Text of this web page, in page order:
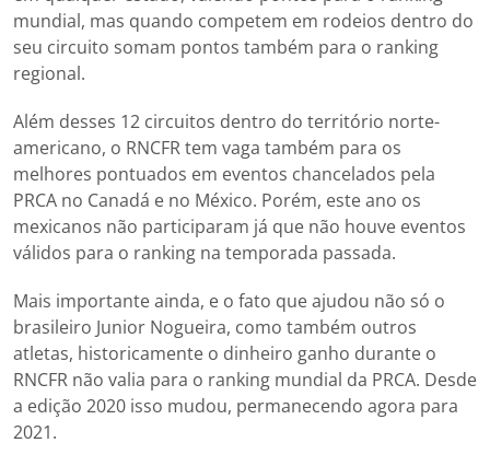
mundial, mas quando competem em rodeios dentro do
seu circuito somam pontos também para o ranking
regional.
Além desses 12 circuitos dentro do território norte-
americano, o RNCFR tem vaga também para os
melhores pontuados em eventos chancelados pela
PRCA no Canadá e no México. Porém, este ano os
mexicanos não participaram já que não houve eventos
válidos para o ranking na temporada passada.
Mais importante ainda, e o fato que ajudou não só o
brasileiro Junior Nogueira, como também outros
atletas, historicamente o dinheiro ganho durante o
RNCFR não valia para o ranking mundial da PRCA. Desde
a edição 2020 isso mudou, permanecendo agora para
2021.